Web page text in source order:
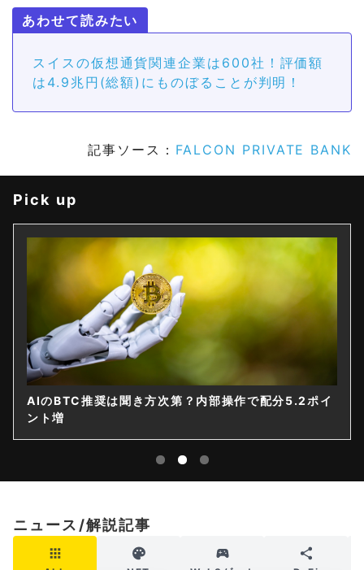
スイスの仮想通貨関連企業は600社！評価額
は4.9兆円(総額)にものぼることが判明！
記事ソース： FALCON PRIVATE BANK
Pick up
AIのBTC推奨は聞き方次第？内部操作で配分5.2ポイ
ント増
ニュース/解説記事